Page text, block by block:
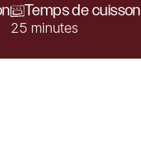
Temps de cuisson
25 minutes